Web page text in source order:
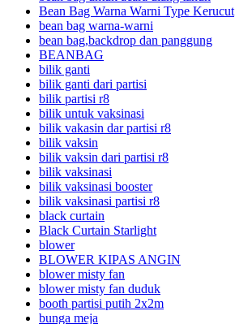
Bean Bag Warna Warni Type Kerucut
bean bag warna-warni
bean bag,backdrop dan panggung
BEANBAG
bilik ganti
bilik ganti dari partisi
bilik partisi r8
bilik untuk vaksinasi
bilik vakasin dar partisi r8
bilik vaksin
bilik vaksin dari partisi r8
bilik vaksinasi
bilik vaksinasi booster
bilik vaksinasi partisi r8
black curtain
Black Curtain Starlight
blower
BLOWER KIPAS ANGIN
blower misty fan
blower misty fan duduk
booth partisi putih 2x2m
bunga meja